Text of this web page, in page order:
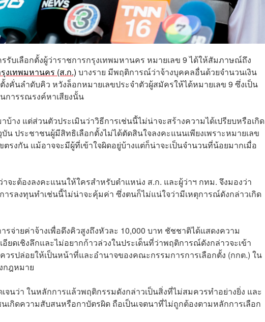
บเลือกตั้งผู้ว่าราชการกรุงเทพมหานคร หมายเลข 9 ได้ให้สัมภาษณ์ถึง
งเทพมหานคร (ส.ก.) บางราย มีพฤติการณ์ว่าจ้างบุคคลอื่นด้วยจำนวนเงิน
งคั่นลำดับคิว หวังล็อกหมายเลขประจำตัวผู้สมัครให้ได้หมายเลข 9 ซึ่งเป็น
การรณรงค์หาเสียงนั้น
บ้าง แต่ส่วนตัวประเมินว่าวิธีการเช่นนี้ไม่น่าจะสร้างความได้เปรียบหรือเกิด
น ประชาชนผู้มีสิทธิเลือกตั้งไม่ได้ตัดสินใจลงคะแนนเพียงเพราะหมายเลข
รงกัน แม้อาจจะมีผู้ที่เข้าใจผิดอยู่บ้างแต่ก็น่าจะเป็นจำนวนที่น้อยมากเมื่อ
ะต้องลงคะแนนให้ใครสำหรับตำแหน่ง ส.ก. และผู้ว่าฯ กทม. จึงมองว่า
รลงทุนทำเช่นนี้ไม่น่าจะคุ้มค่า ซึ่งตนก็ไม่แน่ใจว่ามีเหตุการณ์ดังกล่าวเกิด
จ่ายค่าจ้างเพื่อดึงคิวสูงถึงหัวละ 10,000 บาท ชัชชาติได้แสดงความ
ยดเชิงลึกและไม่อยากก้าวล่วงในประเด็นที่ว่าพฤติการณ์ดังกล่าวจะเข้า
วรปล่อยให้เป็นหน้าที่และอำนาจของคณะกรรมการการเลือกตั้ง (กกต.) ใน
กฎหมาย
จนว่า ในหลักการแล้วพฤติกรรมดังกล่าวเป็นสิ่งที่ไม่สมควรทำอย่างยิ่ง และ
เกิดความสับสนหรือกาบัตรผิด ถือเป็นเจตนาที่ไม่ถูกต้องตามหลักการเลือก